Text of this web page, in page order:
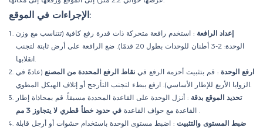
الإجراءات في الموقع:
إعداد الرافعة : استخدم رافعة متحركة ذات قدرة رفع كافية (تتناسب مع وزن
الوحدة: 2-3 أطنان للوحدات بطول 20 قدمًا). ضع الرافعة على أرض ثابتة لتجنب
انقلابها.
ارفع الوحدة : قم بتثبيت أحزمة الرفع في نقاط الرفع المحددة من المصنع (عادةً في
الزوايا الأربع للإطار الأساسي). ارفع ببطء لتجنب التأرجح أو إتلاف الهيكل المطوي.
تحديد الموقع بدقة : أنزل الوحدة على القاعدة المحددة مسبقاً. قم بمحاذاة إطار
القاعدة مع حواف القاعدة في حدود خطأ قطري لا يتجاوز 3 مم
.
ضبط المستوى والتثبيت : اضبط مستوى الوحدة باستخدام حشوات أو أرجل قابلة